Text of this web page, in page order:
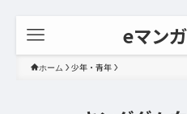
eマン
ホーム 少年・青年